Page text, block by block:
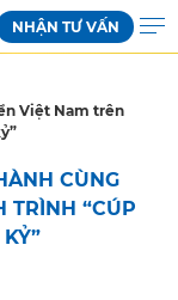
NHẬN TƯ VẤN
Việt Nam trên
CÙNG
TRÌNH “CÚP